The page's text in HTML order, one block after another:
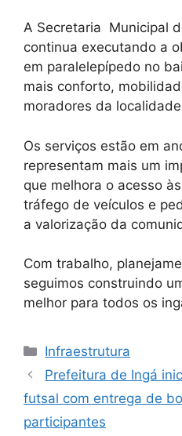
A Secretaria Municipal
continua executando a
em paralelepípedo no
mais conforto,
moradores da
Os serviços estão em
representam mais um
que melhora o acesso
tráfego de veículos e
a valorização da
Com trabalho,
seguimos construindo
melhor para todos os
Infraestrutura
Prefeitura de Ingá
futsal com entrega de
participantes